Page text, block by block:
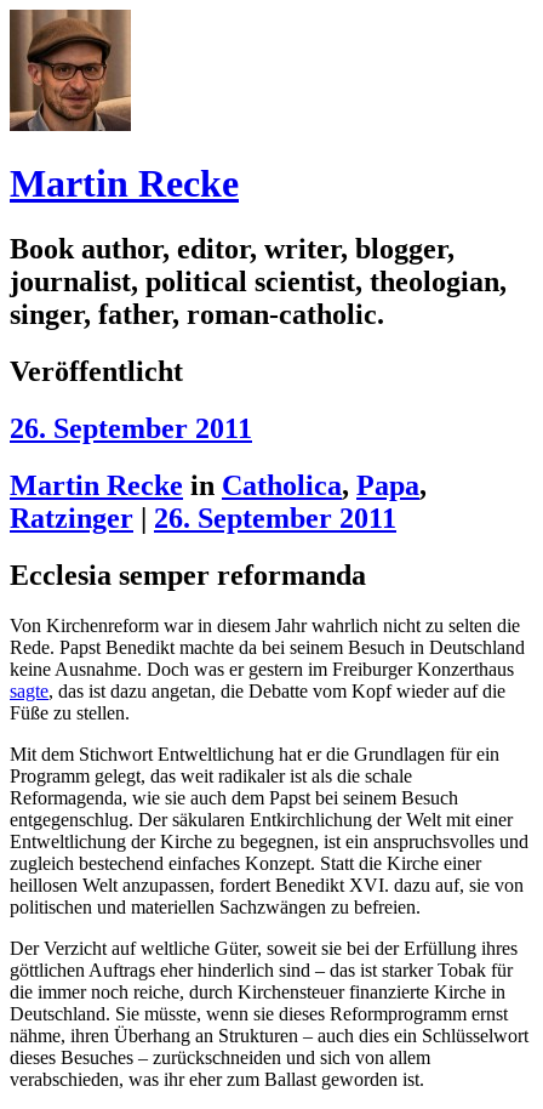
Martin Recke
Book author, editor, writer, blogger,
journalist, political scientist, theologian,
singer, father, roman-catholic.
Veröffentlicht
26. September 2011
Martin Recke in Catholica, Papa,
Ratzinger | 26. September 2011
Ecclesia semper reformanda
Von Kirchenreform war in diesem Jahr wahrlich nicht zu selten die
Rede. Papst Benedikt machte da bei seinem Besuch in Deutschland
keine Ausnahme. Doch was er gestern im Freiburger Konzerthaus
sagte, das ist dazu angetan, die Debatte vom Kopf wieder auf die
Füße zu stellen.
Mit dem Stichwort Entweltlichung hat er die Grundlagen für ein
Programm gelegt, das weit radikaler ist als die schale
Reformagenda, wie sie auch dem Papst bei seinem Besuch
entgegenschlug. Der säkularen Entkirchlichung der Welt mit einer
Entweltlichung der Kirche zu begegnen, ist ein anspruchsvolles und
zugleich bestechend einfaches Konzept. Statt die Kirche einer
heillosen Welt anzupassen, fordert Benedikt XVI. dazu auf, sie von
politischen und materiellen Sachzwängen zu befreien.
Der Verzicht auf weltliche Güter, soweit sie bei der Erfüllung ihres
göttlichen Auftrags eher hinderlich sind – das ist starker Tobak für
die immer noch reiche, durch Kirchensteuer finanzierte Kirche in
Deutschland. Sie müsste, wenn sie dieses Reformprogramm ernst
nähme, ihren Überhang an Strukturen – auch dies ein Schlüsselwort
dieses Besuches – zurückschneiden und sich von allem
verabschieden, was ihr eher zum Ballast geworden ist.